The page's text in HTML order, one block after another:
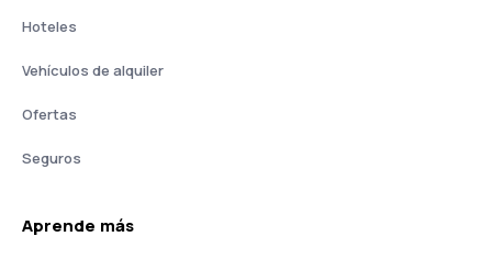
Hoteles
Vehículos de alquiler
Ofertas
Seguros
Aprende más